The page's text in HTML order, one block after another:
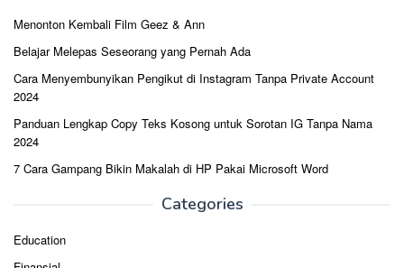
Menonton Kembali Film Geez & Ann
Belajar Melepas Seseorang yang Pernah Ada
Cara Menyembunyikan Pengikut di Instagram Tanpa Private Account
2024
Panduan Lengkap Copy Teks Kosong untuk Sorotan IG Tanpa Nama
2024
7 Cara Gampang Bikin Makalah di HP Pakai Microsoft Word
Categories
Education